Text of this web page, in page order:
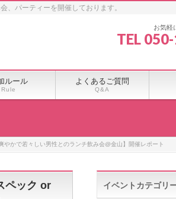
、パーティーを開催しております。
お気軽
TEL
ルール
Rule
よくあるご質問
Q&A
かで若々しい男性とのランチ飲み会@金山】開催レポート
ペック or
イベントカテゴリ